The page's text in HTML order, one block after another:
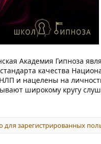
Академия Гипноза
качества
и нацелены на
широкому кругу
зарегистрированных